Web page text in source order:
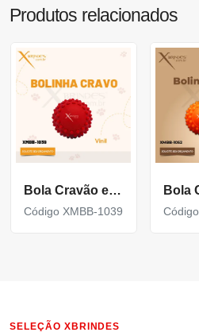
Produtos relacionados
Bola Cravão em Vinil Personalizada para Pet XMBB-1039
Código XMBB-1039
SELEÇÃO XBRINDES